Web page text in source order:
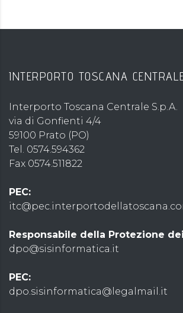
INTERPORTO TOSCANA
Interporto Toscana Centrale S.p.A.
via di Gonfienti 4/4
59100 Prato (PO)
Tel. 0574.594362
Fax 0574.511822
PEC:
Responsabile della Protezione
dpo@sisinformatica.it
PEC:
dpo.sisinformatica@legalmail.it